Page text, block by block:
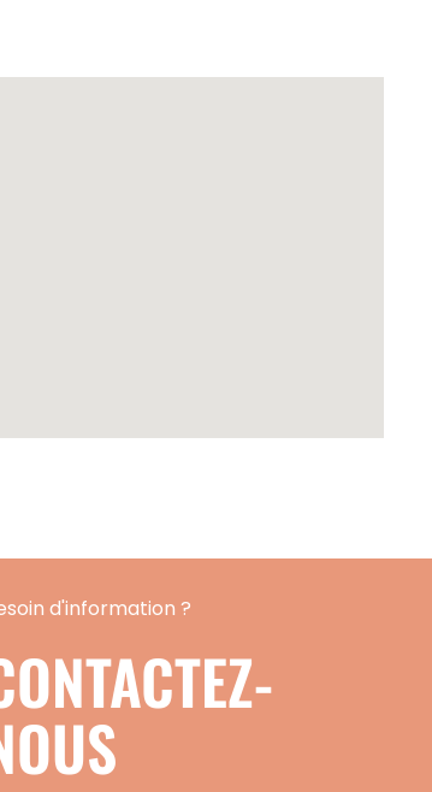
d'information ?